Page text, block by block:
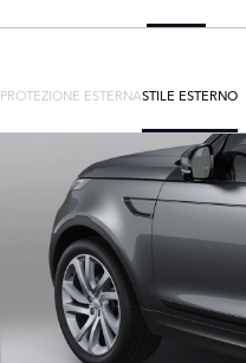
PROTEZIONE ESTERNASTILE ESTERNO